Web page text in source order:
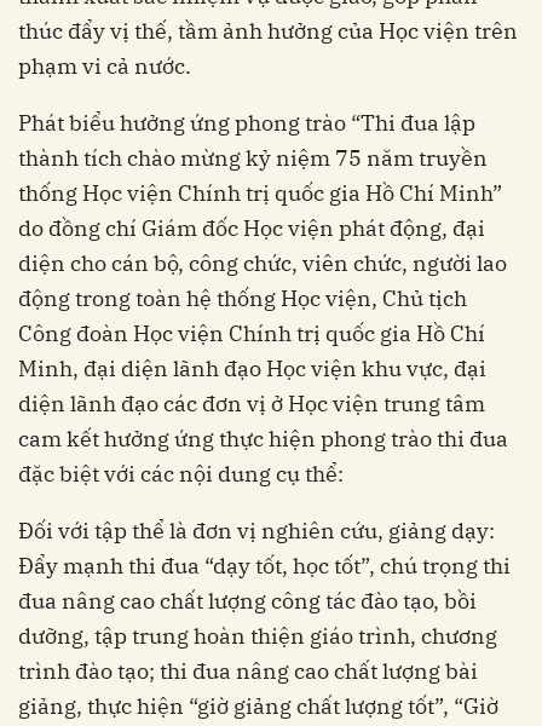
thúc đẩy vị thế, tầm ảnh hưởng của Học viện trên
phạm vi cả nước.
Phát biểu hưởng ứng phong trào “Thi đua lập
thành tích chào mừng kỷ niệm 75 năm truyền
thống Học viện Chính trị quốc gia Hồ Chí Minh”
do đồng chí Giám đốc Học viện phát động, đại
diện cho cán bộ, công chức, viên chức, người lao
động trong toàn hệ thống Học viện, Chủ tịch
Công đoàn Học viện Chính trị quốc gia Hồ Chí
Minh, đại diện lãnh đạo Học viện khu vực, đại
diện lãnh đạo các đơn vị ở Học viện trung tâm
cam kết hưởng ứng thực hiện phong trào thi đua
đặc biệt với các nội dung cụ thể:
Đối với tập thể là đơn vị nghiên cứu, giảng dạy:
Đẩy mạnh thi đua “dạy tốt, học tốt”, chú trọng thi
đua nâng cao chất lượng công tác đào tạo, bồi
dưỡng, tập trung hoàn thiện giáo trình, chương
trình đào tạo; thi đua nâng cao chất lượng bài
giảng, thực hiện “giờ giảng chất lượng tốt”, “Giờ